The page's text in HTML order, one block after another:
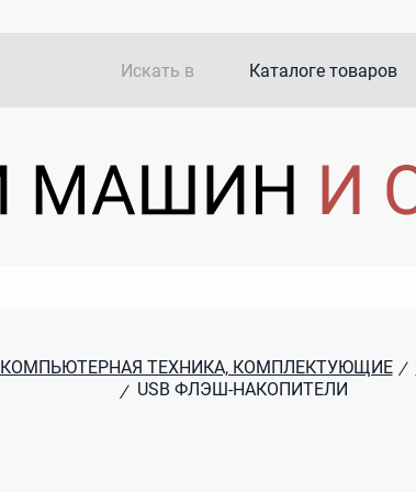
Искать в Каталоге товаров
В закупках
КОМПЬЮТЕРНАЯ ТЕХНИКА, КОМПЛЕКТУЮЩИЕ /
/ USB ФЛЭШ-НАКОПИТЕЛИ